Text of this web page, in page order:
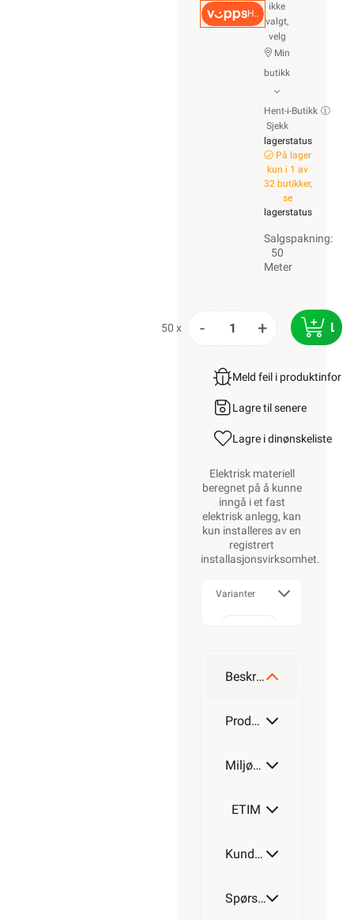
Hurtigkasse
ikke
valgt,
velg
Min
butikk
Hent-i-Butikk
Sjekk
lagerstatus
På lager
kun i 1 av
32 butikker,
se
lagerstatus
Salgspakning:
50
Meter
50 x - +
Meld feil i
Lagre til senere
Lagre i dinønskeliste
Elektrisk materiell
beregnet på å kunne
inngå i et fast
elektrisk anlegg, kan
kun installeres av en
registrert
installasjonsvirksomhet.
Varianter
Beskrivelse
Produktdetaljer
Miljøparametere
ETIM
Kundeomtale
Spørsmål og svar